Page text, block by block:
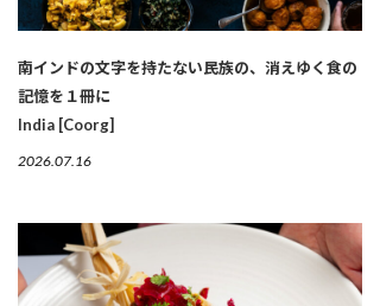
南インドの文字を持たない民族の、消えゆく食の
記憶を１冊に
India [Coorg]
2026.07.16